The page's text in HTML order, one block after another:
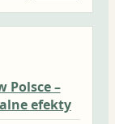
Polsce –
efekty